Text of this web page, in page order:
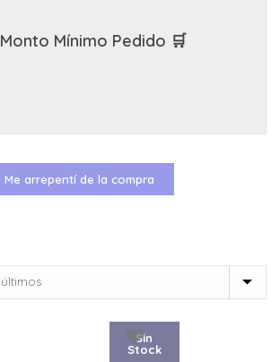
Sin
Stock
Monto Mínimo Pedido 🛒
Me arrepentí de la compra